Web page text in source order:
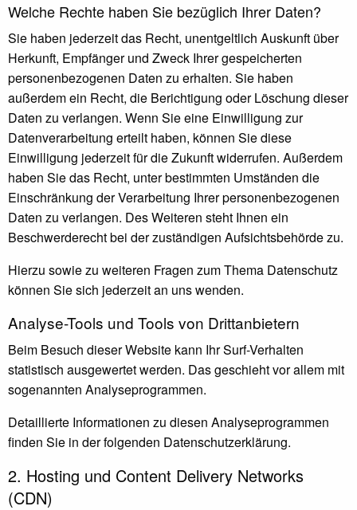
Welche Rechte haben Sie bezüglich Ihrer Daten?
Sie haben jederzeit das Recht, unentgeltlich Auskunft über
Herkunft, Empfänger und Zweck Ihrer gespeicherten
personenbezogenen Daten zu erhalten. Sie haben
außerdem ein Recht, die Berichtigung oder Löschung dieser
Daten zu verlangen. Wenn Sie eine Einwilligung zur
Datenverarbeitung erteilt haben, können Sie diese
Einwilligung jederzeit für die Zukunft widerrufen. Außerdem
haben Sie das Recht, unter bestimmten Umständen die
Einschränkung der Verarbeitung Ihrer personenbezogenen
Daten zu verlangen. Des Weiteren steht Ihnen ein
Beschwerderecht bei der zuständigen Aufsichtsbehörde zu.
Hierzu sowie zu weiteren Fragen zum Thema Datenschutz
können Sie sich jederzeit an uns wenden.
Analyse-Tools und Tools von Dritt­anbietern
Beim Besuch dieser Website kann Ihr Surf-Verhalten
statistisch ausgewertet werden. Das geschieht vor allem mit
sogenannten Analyseprogrammen.
Detaillierte Informationen zu diesen Analyseprogrammen
finden Sie in der folgenden Datenschutzerklärung.
2. Hosting und Content Delivery Networks
(CDN)